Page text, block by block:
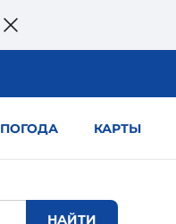
ПОГОДА КАРТЫ